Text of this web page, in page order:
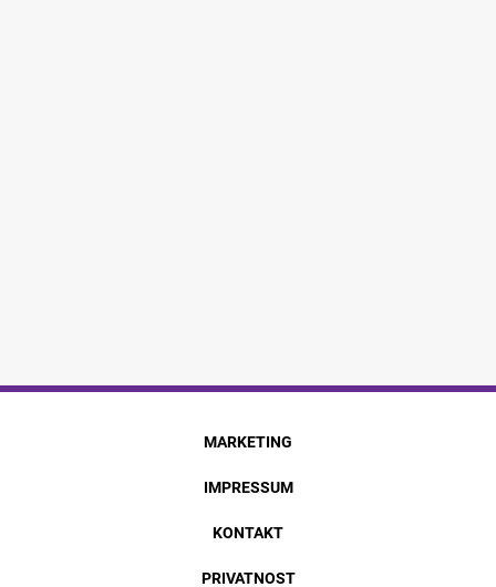
MARKETING
IMPRESSUM
KONTAKT
PRIVATNOST